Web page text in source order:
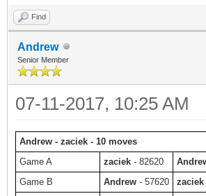
Find
Andrew
Senior Member
07-11-2017, 10:25 AM
Andrew - zaciek - 10 moves
Game A
zaciek - 82620
Game B
Andrew - 57620 zaciek